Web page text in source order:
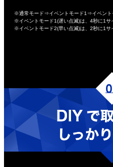
※通常モード⇒イベントモード1⇒イベント
※イベントモード1(遅い点滅)は、4秒に1サ
※イベントモード2(早い点滅)は、2秒に1サ